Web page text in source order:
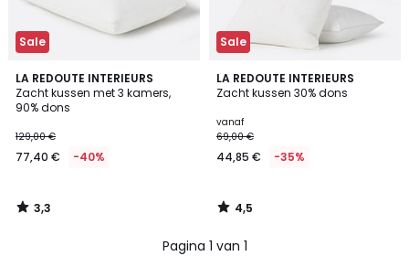
Sale
LA REDOUTE INTERIEURS
Zacht kussen met 3 kamers,
90% dons
129,00 €
77,40 € -40%
3,3
/ 5
3,3
/
Sale
LA REDOUTE INTERIEURS
Zacht kussen 30% dons
vanaf
69,00 €
44,85 € -35%
4,5
/ 5
4,5
/
Pagina 1 van 1